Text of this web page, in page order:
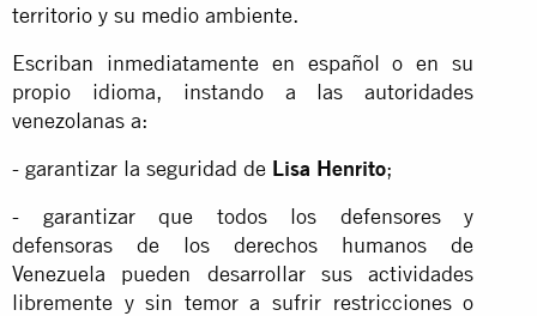
territorio y su medio ambiente.
Escriban inmediatamente en español o en su
propio idioma, instando a las autoridades
venezolanas a:
- garantizar la seguridad de Lisa Henrito;
- garantizar que todos los defensores y
defensoras de los derechos humanos de
Venezuela pueden desarrollar sus actividades
libremente y sin temor a sufrir restricciones o